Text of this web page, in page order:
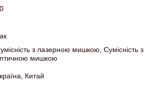
з лазерною мишкою, Сумісність з
мишкою
Китай